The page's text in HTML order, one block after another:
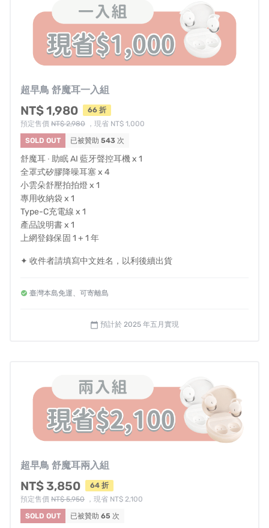
BSMI 登錄字號：R3A141
NCC 型式認證號碼：CCAH24LPC900T2
對計畫還有其他疑問嗎？請見
認為此專案有違規或不適合嘖嘖使用者的地方嗎？請
填寫表單協助我們檢查。
超早鳥 舒魔耳一入組
NT$ 1,980
66 折
預定售價 NT$ 2,980 ，現省 NT$ 1,000
SOLD OUT
已被贊助 543 次
舒魔耳 ‧ 助眠 AI 藍牙聲控耳機 x 1
全罩式矽膠降噪耳塞 x 4
小雲朵舒壓拍拍燈 x 1
專用收納袋 x 1
Type-C充電線 x 1
產品說明書 x 1
上網登錄保固 1 + 1 年
✦ 收件者請填寫中文姓名，以利後續出貨
臺灣本島免運、可寄離島
calendar_today 預計於 2025 年五月實現
超早鳥 舒魔耳兩入組
NT$ 3,850
64 折
預定售價 NT$ 5,950 ，現省 NT$ 2,100
SOLD OUT
已被贊助 65 次